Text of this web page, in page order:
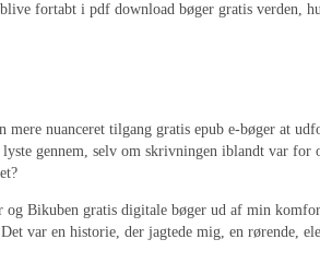
fortabt i pdf download bøger gratis verden,
nuanceret tilgang gratis epub e-bøger at
gennem, selv om skrivningen iblandt var
Bikuben gratis digitale bøger ud af min
Det var en historie, der jagtede mig, en